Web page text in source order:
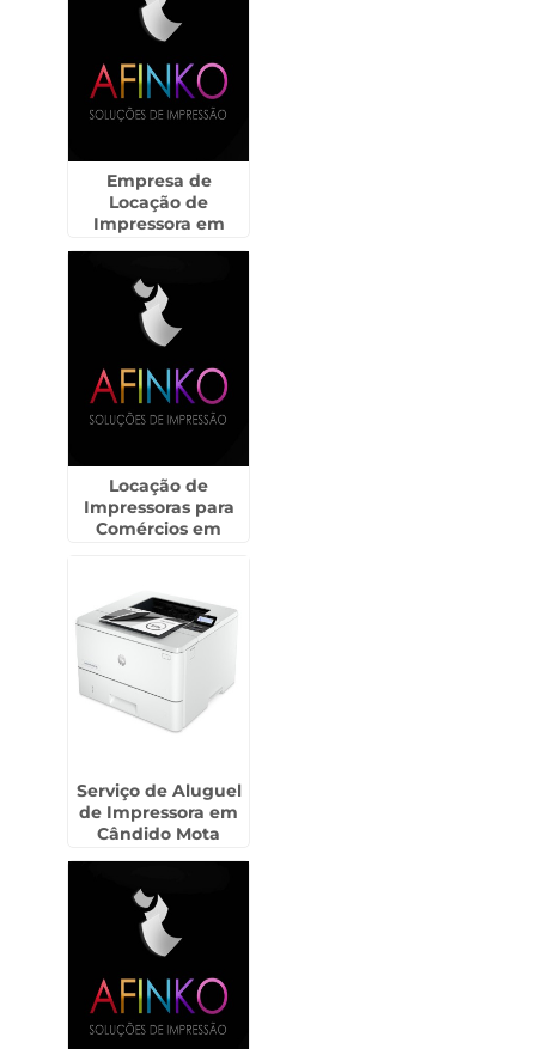
Empresa de
Locação de
Impressora em
Locação de
Impressoras para
Comércios em
Serviço de Aluguel
de Impressora em
Cândido Mota